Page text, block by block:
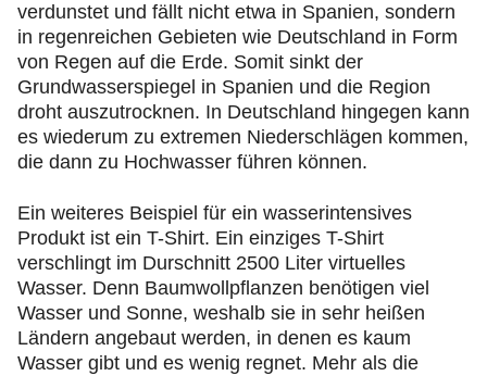
verdunstet und fällt nicht etwa in Spanien, sondern
in regenreichen Gebieten wie Deutschland in Form
von Regen auf die Erde. Somit sinkt der
Grundwasserspiegel in Spanien und die Region
droht auszutrocknen. In Deutschland hingegen kann
es wiederum zu extremen Niederschlägen kommen,
die dann zu Hochwasser führen können.
Ein weiteres Beispiel für ein wasserintensives
Produkt ist ein T-Shirt. Ein einziges T-Shirt
verschlingt im Durschnitt 2500 Liter virtuelles
Wasser. Denn Baumwollpflanzen benötigen viel
Wasser und Sonne, weshalb sie in sehr heißen
Ländern angebaut werden, in denen es kaum
Wasser gibt und es wenig regnet. Mehr als die